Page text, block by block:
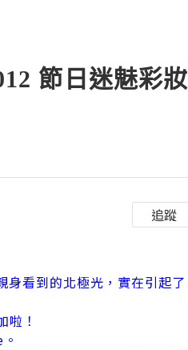
節日迷魅彩妝
追蹤
身看到的北極光，實在引起了
！